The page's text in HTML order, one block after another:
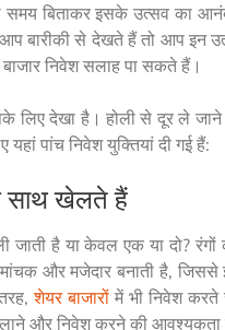
समय बिताकर इसके उत्सव का
बारीकी से देखते हैं तो आप इन
निवेश सलाह पा सकते हैं।
देखा है। होली से दूर ले जाने
पांच निवेश युक्तियां दी गई हैं:
साथ खेलते हैं
जाती है या केवल एक या दो?
और मजेदार बनाती है, जिससे
शेयर बाजारों में भी निवेश
लाने और निवेश करने की आवश्यकता